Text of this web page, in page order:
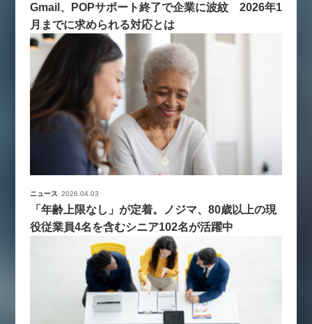
Gmail、POPサポート終了で企業に波紋 2026年1
月までに求められる対応とは
ニュース 2026.04.03
「年齢上限なし」が定着。ノジマ、80歳以上の現
役従業員4名を含むシニア102名が活躍中